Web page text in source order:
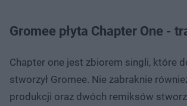
Gromee płyta Chapter One -
Chapter one jest zbiorem singli, które
stworzył Gromee. Nie zabraknie
produkcji oraz dwóch remiksów